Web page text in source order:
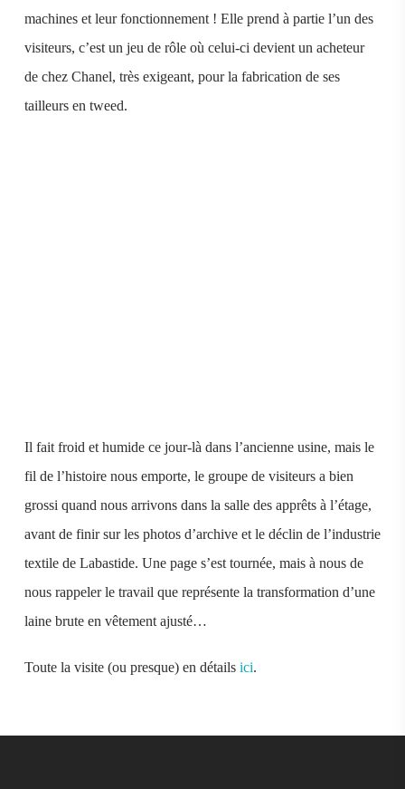
machines et leur fonctionnement ! Elle prend à partie l’un des
visiteurs, c’est un jeu de rôle où celui-ci devient un acheteur
de chez Chanel, très exigeant, pour la fabrication de ses
tailleurs en tweed.
Il fait froid et humide ce jour-là dans l’ancienne usine, mais le
fil de l’histoire nous emporte, le groupe de visiteurs a bien
grossi quand nous arrivons dans la salle des apprêts à l’étage,
avant de finir sur les photos d’archive et le déclin de l’industrie
textile de Labastide. Une page s’est tournée, mais à nous de
nous rappeler le travail que représente la transformation d’une
laine brute en vêtement ajusté…
Toute la visite (ou presque) en détails ici.